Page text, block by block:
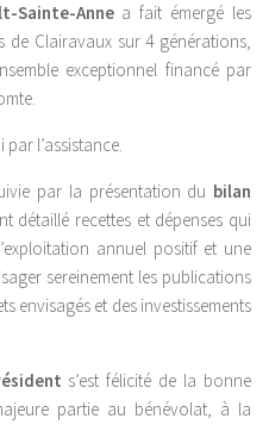
Sainte-Annea fait émergé les
de Clairavaux sur 4 générations,
exceptionnel financé par
l’assistance.
par la présentation du bilan
détaillé recettes et dépenses qui
annuel positif et une
sereinement les publications
envisagés et des investissements
s’est félicité de la bonne
partie au bénévolat, à la